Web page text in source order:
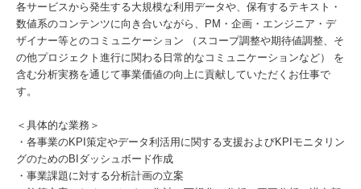
各サービスから発生する大規模な利用データや、保有するテキスト・
数値系のコンテンツに向き合いながら、PM・企画・エンジニア・デ
ザイナー等とのコミュニケーション （スコープ調整や期待値調整、そ
の他プロジェクト進行に関わる日常的なコミュニケーションなど） を
含む分析実務を通じて事業価値の向上に貢献していただくお仕事で
す。
＜具体的な業務＞
・各事業のKPI策定やデータ利活用に関する支援およびKPIモニタリン
グのためのBIダッシュボード作成
・事業課題に対する分析計画の立案